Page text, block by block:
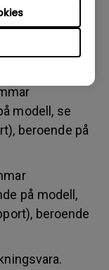
lamptimmar,
kontakta
först.
modell, se
beroende på
på modell,
beroende